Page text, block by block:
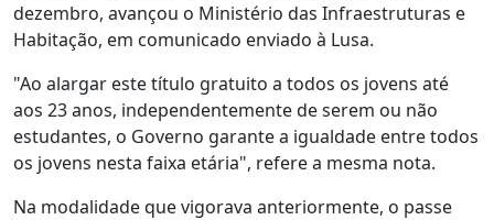
dezembro, avançou o Ministério das Infraestruturas e
Habitação, em comunicado enviado à Lusa.
"Ao alargar este título gratuito a todos os jovens até
aos 23 anos, independentemente de serem ou não
estudantes, o Governo garante a igualdade entre todos
os jovens nesta faixa etária", refere a mesma nota.
Na modalidade que vigorava anteriormente, o passe